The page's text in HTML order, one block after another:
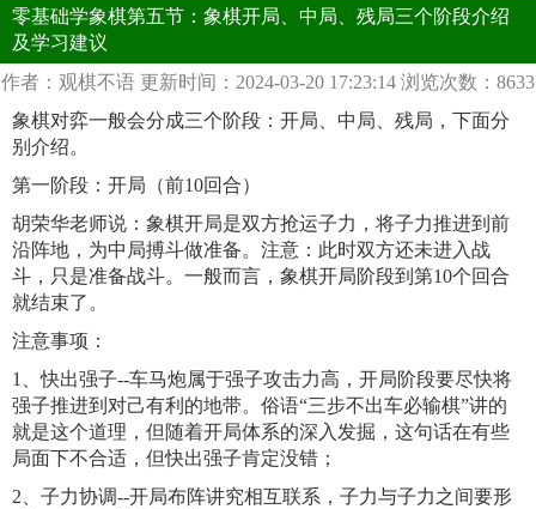
零基础学象棋第五节：象棋开局、中局、残局三个阶段介绍
及学习建议
作者：观棋不语 更新时间：2024-03-20 17:23:14 浏览次数：8633
象棋对弈一般会分成三个阶段：开局、中局、残局，下面分
别介绍。
第一阶段：开局（前10回合）
胡荣华老师说：象棋开局是双方抢运子力，将子力推进到前
沿阵地，为中局搏斗做准备。注意：此时双方还未进入战
斗，只是准备战斗。一般而言，象棋开局阶段到第10个回合
就结束了。
注意事项：
1、快出强子--车马炮属于强子攻击力高，开局阶段要尽快将
强子推进到对己有利的地带。俗语“三步不出车必输棋”讲的
就是这个道理，但随着开局体系的深入发掘，这句话在有些
局面下不合适，但快出强子肯定没错；
2、子力协调--开局布阵讲究相互联系，子力与子力之间要形